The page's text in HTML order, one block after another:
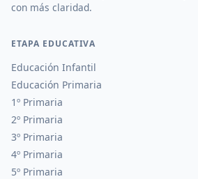
con más claridad.
ETAPA EDUCATIVA
Educación Infantil
Educación Primaria
1º Primaria
2º Primaria
3º Primaria
4º Primaria
5º Primaria